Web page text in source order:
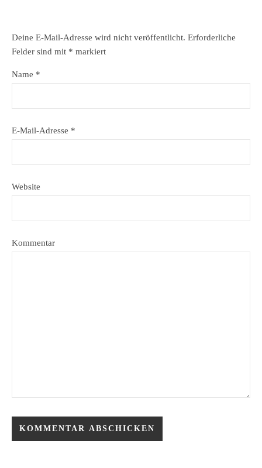
Deine E-Mail-Adresse wird nicht veröffentlicht. Erforderliche
Felder sind mit * markiert
Name *
E-Mail-Adresse *
Website
Kommentar